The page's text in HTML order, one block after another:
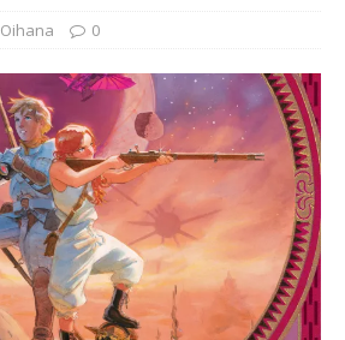
Oihana 0